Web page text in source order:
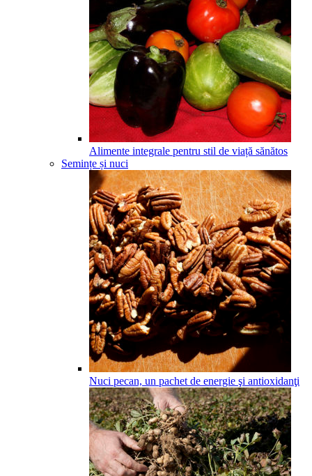
Alimente integrale pentru stil de viață sănătos
Semințe și nuci
Nuci pecan, un pachet de energie şi antioxidanţi